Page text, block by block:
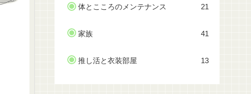
体とこころのメンテナンス 21
家族 41
推し活と衣装部屋 13